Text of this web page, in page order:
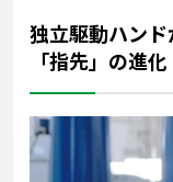
独立駆動ハン
「指先」の進化